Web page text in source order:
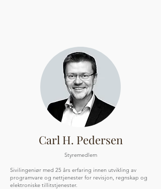
Carl H. Pedersen
Styremedlem
Sivilingeniør med 25 års erfaring innen utvikling av
programvare og nettjenester for revisjon, regnskap og
elektroniske tillitstjenester.